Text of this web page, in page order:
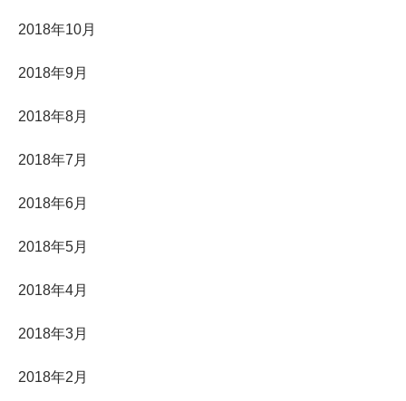
2018年10月
2018年9月
2018年8月
2018年7月
2018年6月
2018年5月
2018年4月
2018年3月
2018年2月